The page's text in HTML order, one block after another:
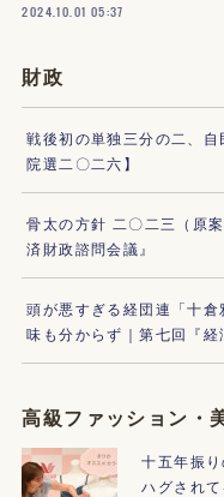
2024.10.01 05:37
財政
戦後初の単独三分の二、
院選二〇二六】
骨太の方針 二〇二三（原
済財政諮問会議』
頭が悪すぎる経団連「十
味も分からず｜第七回『経
高級ファッション・
十五年振
ハグされ